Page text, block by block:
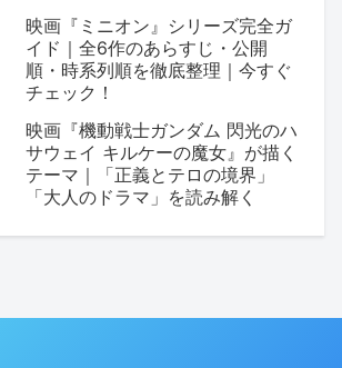
映画『ミニオン』シリーズ完全ガ
イド｜全6作のあらすじ・公開
順・時系列順を徹底整理｜今すぐ
チェック！
映画『機動戦士ガンダム 閃光のハ
サウェイ キルケーの魔女』が描く
テーマ｜「正義とテロの境界」
「大人のドラマ」を読み解く